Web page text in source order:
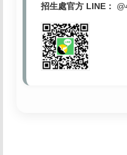
招生處官方 LINE：